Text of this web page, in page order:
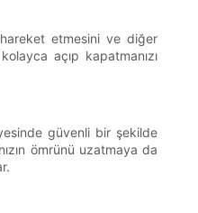
etmesini ve diğer
açıp kapatmanızı
güvenli bir şekilde
ömrünü uzatmaya da